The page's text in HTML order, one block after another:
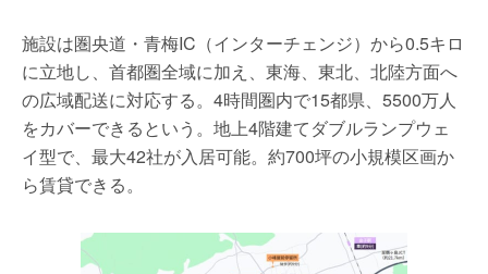
施設は圏央道・青梅IC（インターチェンジ）から0.5キロ
に立地し、首都圏全域に加え、東海、東北、北陸方面へ
の広域配送に対応する。4時間圏内で15都県、5500万人
をカバーできるという。地上4階建てダブルランプウェ
イ型で、最大42社が入居可能。約700坪の小規模区画か
ら賃貸できる。